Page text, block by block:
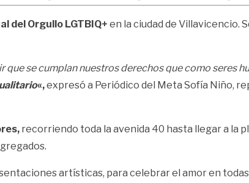
del Orgullo LGTBIQ+ en la ciudad de Villavicencio.
se cumplan nuestros derechos que como seres
«,expresó a Periódico del Meta Sofía Niño,
recorriendo toda la avenida 40 hasta llegar a la
artísticas, para celebrar el amor en